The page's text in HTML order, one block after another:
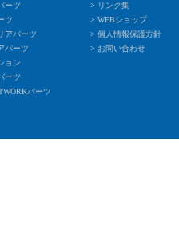
ーツ
ツ
アパーツ
パーツ
ョン
ーツ
パーツ
> リンク集
> WEBショップ
> 個人情報保護方針
> お問い合わせ